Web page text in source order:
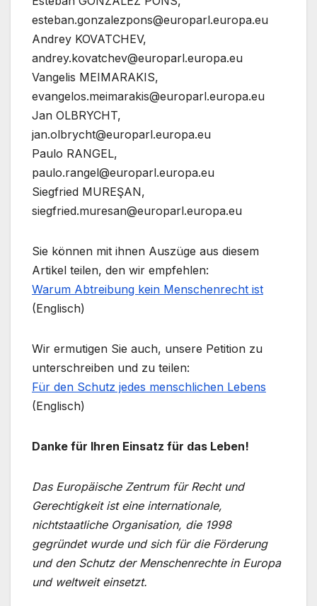
esteban.gonzalezpons@europarl.europa.eu
Andrey KOVATCHEV,
andrey.kovatchev@europarl.europa.eu
Vangelis MEIMARAKIS,
evangelos.meimarakis@europarl.europa.eu
Jan OLBRYCHT,
jan.olbrycht@europarl.europa.eu
Paulo RANGEL,
paulo.rangel@europarl.europa.eu
Siegfried MUREŞAN,
siegfried.muresan@europarl.europa.eu
Sie können mit ihnen Auszüge aus diesem
Artikel teilen, den wir empfehlen:
Warum Abtreibung kein Menschenrecht ist
(Englisch)
Wir ermutigen Sie auch, unsere Petition zu
unterschreiben und zu teilen:
Für den Schutz jedes menschlichen Lebens
(Englisch)
Danke für Ihren Einsatz für das Leben!
Das Europäische Zentrum für Recht und
Gerechtigkeit ist eine internationale,
nichtstaatliche Organisation, die 1998
gegründet wurde und sich für die Förderung
und den Schutz der Menschenrechte in Europa
und weltweit einsetzt.